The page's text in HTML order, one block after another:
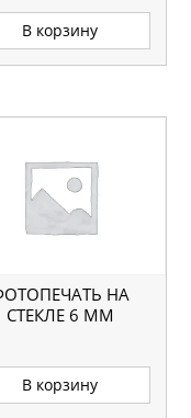
В корзину
НА
СТЕКЛЕ 6 ММ
В корзину